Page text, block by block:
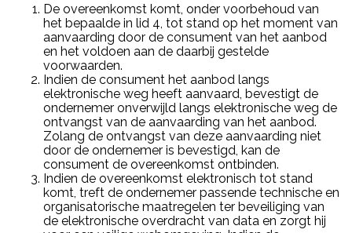
De overeenkomst komt, onder voorbehoud van
het bepaalde in lid 4, tot stand op het moment van
aanvaarding door de consument van het aanbod
en het voldoen aan de daarbij gestelde
voorwaarden.
Indien de consument het aanbod langs
elektronische weg heeft aanvaard, bevestigt de
ondernemer onverwijld langs elektronische weg de
ontvangst van de aanvaarding van het aanbod.
Zolang de ontvangst van deze aanvaarding niet
door de ondernemer is bevestigd, kan de
consument de overeenkomst ontbinden.
Indien de overeenkomst elektronisch tot stand
komt, treft de ondernemer passende technische en
organisatorische maatregelen ter beveiliging van
de elektronische overdracht van data en zorgt hij